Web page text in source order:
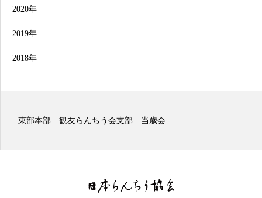
2020年
2019年
2018年
東部本部 観友らんちう会支部 二歳会